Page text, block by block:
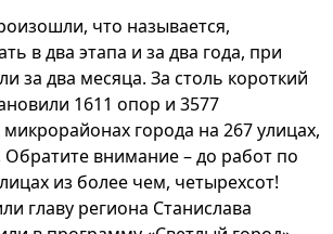
что называется,
в два этапа и за два года, при
за два месяца. За столь короткий
1611 опор и 3577
города на 267 улицах,
внимание – до работ по
из более чем, четырехсот!
главу региона Станислава